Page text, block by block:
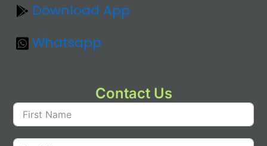
Download App
Whatsapp
Contact Us